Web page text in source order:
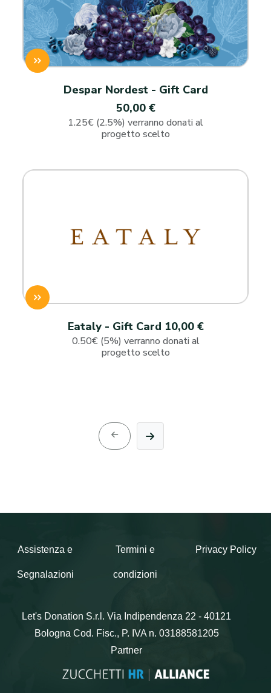
Despar Nordest - Gift Card
50,00 €
1.25€ (2.5%) verranno donati al
progetto scelto
Eataly - Gift Card 10,00 €
0.50€ (5%) verranno donati al
progetto scelto
Assistenza e
Segnalazioni
Termini e
condizioni
Privacy Policy
Let's Donation S.r.l. Via Indipendenza 22 - 40121
Bologna Cod. Fisc., P. IVA n. 03188581205
Partner